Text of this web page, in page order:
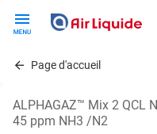
contentPage d'accueil
ALPHAGAZ™ Mix 2 QCL
45 ppm NH3 /N2